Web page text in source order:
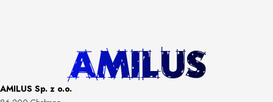
AMILUS Sp. z o.o.